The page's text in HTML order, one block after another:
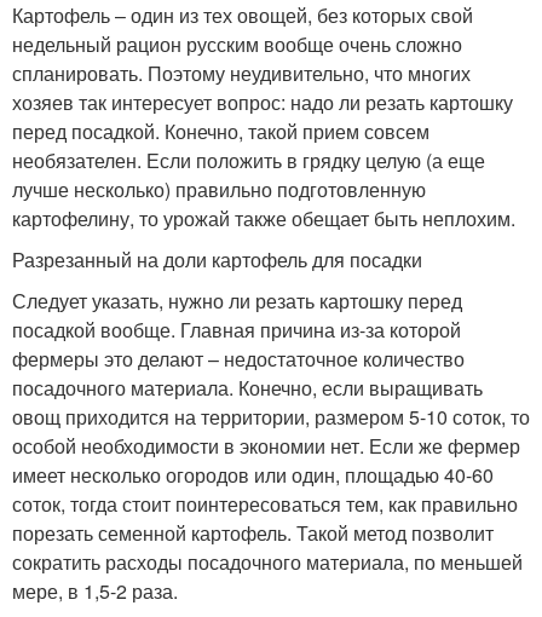
Картофель – один из тех овощей, без которых свой
недельный рацион русским вообще очень сложно
спланировать. Поэтому неудивительно, что многих
хозяев так интересует вопрос: надо ли резать картошку
перед посадкой. Конечно, такой прием совсем
необязателен. Если положить в грядку целую (а еще
лучше несколько) правильно подготовленную
картофелину, то урожай также обещает быть неплохим.
Разрезанный на доли картофель для посадки
Следует указать, нужно ли резать картошку перед
посадкой вообще. Главная причина из-за которой
фермеры это делают – недостаточное количество
посадочного материала. Конечно, если выращивать
овощ приходится на территории, размером 5-10 соток, то
особой необходимости в экономии нет. Если же фермер
имеет несколько огородов или один, площадью 40-60
соток, тогда стоит поинтересоваться тем, как правильно
порезать семенной картофель. Такой метод позволит
сократить расходы посадочного материала, по меньшей
мере, в 1,5-2 раза.